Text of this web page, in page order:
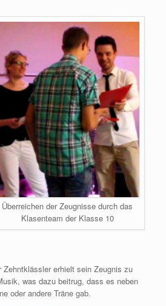
Überreichen der Zeugnisse durch das
Klasenteam der Klasse 10
Zehntklässler erhielt sein Zeugnis zu
was dazu beitrug, dass es neben
oder andere Träne gab.